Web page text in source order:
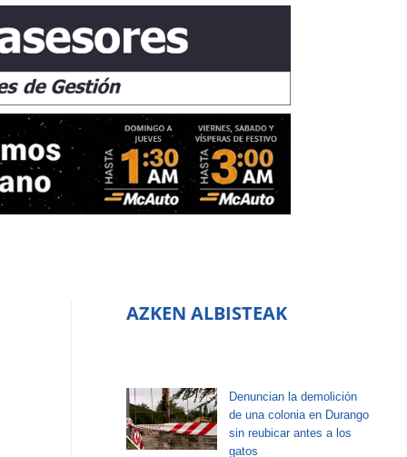
AZKEN ALBISTEAK
Denuncian la demolición
de una colonia en Durango
sin reubicar antes a los
gatos